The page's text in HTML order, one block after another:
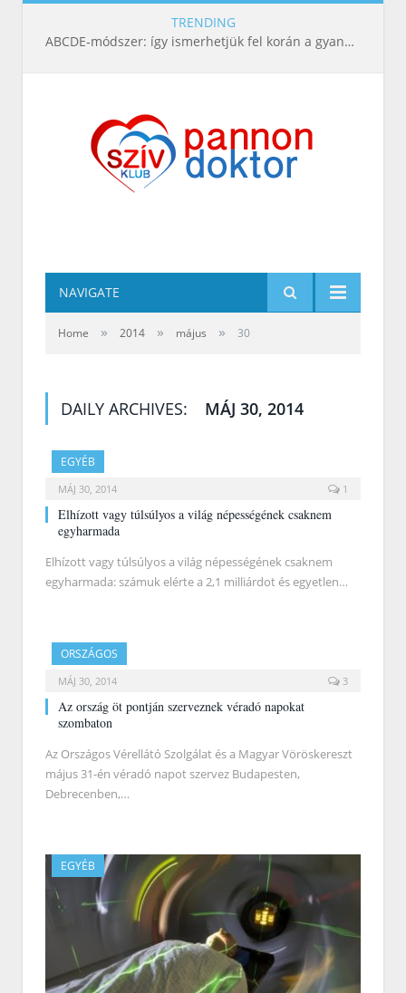
TRENDING
ABCDE‑módszer: így ismerhetjük fel korán a gyanús bőrelváltozásokat
NAVIGATE
Home » 2014 » május » 30
DAILY ARCHIVES: MÁJ 30, 2014
EGYÉB
MÁJ 30, 2014 1
Elhízott vagy túlsúlyos a világ népességének csaknem
egyharmada
Elhízott vagy túlsúlyos a világ népességének csaknem
egyharmada: számuk elérte a 2,1 milliárdot és egyetlen…
ORSZÁGOS
MÁJ 30, 2014 3
Az ország öt pontján szerveznek véradó napokat
szombaton
Az Országos Vérellátó Szolgálat és a Magyar Vöröskereszt
május 31-én véradó napot szervez Budapesten,
Debrecenben,…
EGYÉB